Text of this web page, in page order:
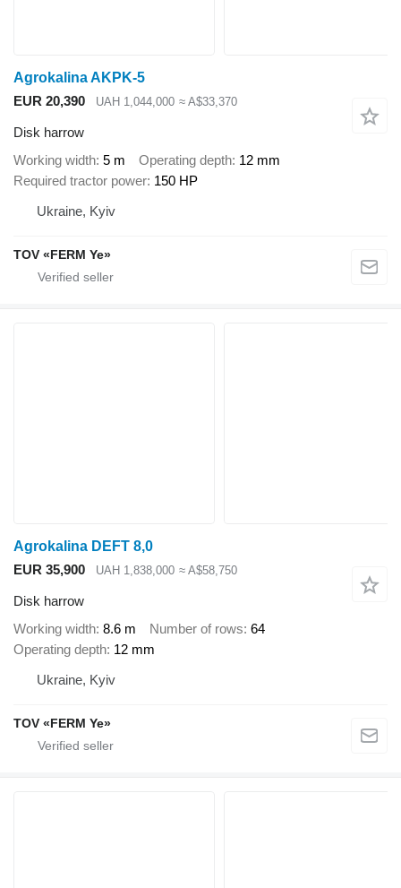
Agrokalina AKPK-5
EUR 20,390
UAH 1,044,000 ≈ A$33,370
Disk harrow
Working width 5 m Operating depth 12 mm
Required tractor power 150 HP
Ukraine, Kyiv
TOV «FERM Ye»
Agrokalina DEFT 8,0
EUR 35,900
UAH 1,838,000 ≈ A$58,750
Disk harrow
Working width 8.6 m Number of rows 64
Operating depth 12 mm
Ukraine, Kyiv
TOV «FERM Ye»